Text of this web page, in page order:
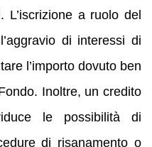
a ruolo del
di interessi di
l’importo dovuto ben
Inoltre, un credito
le possibilità di
di risanamento o